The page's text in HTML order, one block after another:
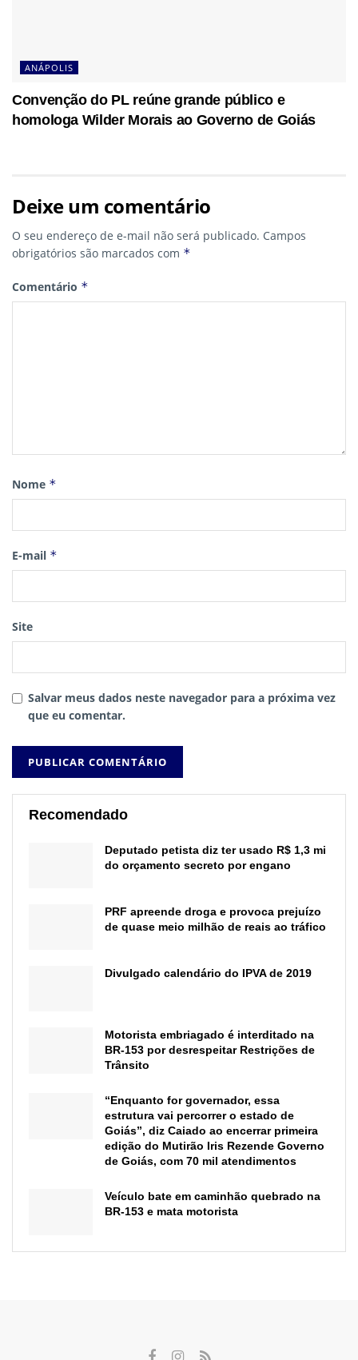
ANÁPOLIS
Convenção do PL reúne grande público e
homologa Wilder Morais ao Governo de Goiás
Deixe um comentário
O seu endereço de e-mail não será publicado. Campos
obrigatórios são marcados com *
Comentário *
Nome *
E-mail *
Site
Salvar meus dados neste navegador para a próxima vez
que eu comentar.
Recomendado
Deputado petista diz ter usado R$ 1,3 mi
do orçamento secreto por engano
PRF apreende droga e provoca prejuízo
de quase meio milhão de reais ao tráfico
Divulgado calendário do IPVA de 2019
Motorista embriagado é interditado na
BR-153 por desrespeitar Restrições de
Trânsito
“Enquanto for governador, essa
estrutura vai percorrer o estado de
Goiás”, diz Caiado ao encerrar primeira
edição do Mutirão Iris Rezende Governo
de Goiás, com 70 mil atendimentos
Veículo bate em caminhão quebrado na
BR-153 e mata motorista